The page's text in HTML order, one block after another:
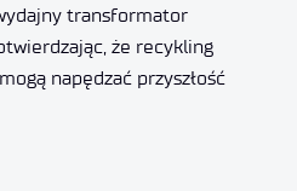
transformator
że recykling
napędzać przyszłość